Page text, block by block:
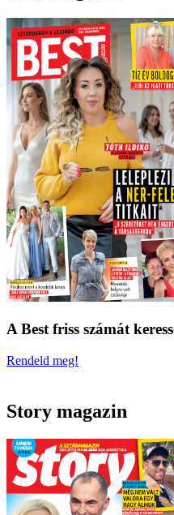
A Best friss számát
Rendeld meg!
Story magazin